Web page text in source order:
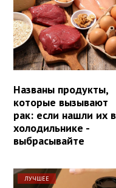
Названы продукты,
которые вызывают
рак: если нашли их в
холодильнике -
выбрасывайте
ЛУЧШЕЕ